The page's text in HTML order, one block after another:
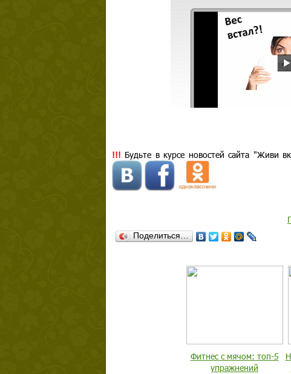
!!! Будьте в курсе новостей сайта "Живи
Поделиться…
Фитнес с мячом: топ-5
упражнений